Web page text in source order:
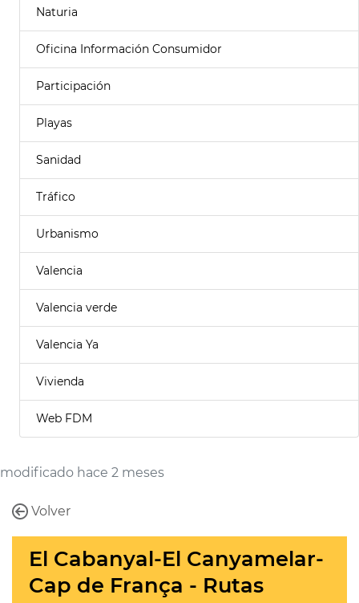
Naturia
Oficina Información Consumidor
Participación
Playas
Sanidad
Tráfico
Urbanismo
Valencia
Valencia verde
Valencia Ya
Vivienda
Web FDM
modificado hace 2 meses
Volver
El Cabanyal-El Canyamelar-
Cap de França - Rutas